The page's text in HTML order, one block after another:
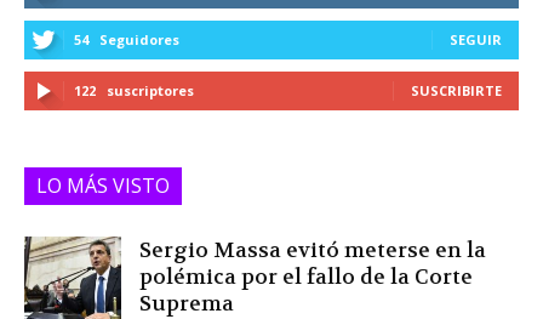
54 Seguidores SEGUIR
122 suscriptores SUSCRIBIRTE
LO MÁS VISTO
Sergio Massa evitó meterse en la
polémica por el fallo de la Corte
Suprema